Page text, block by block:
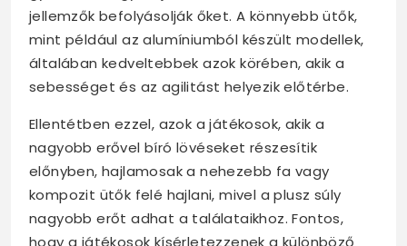
jellemzők befolyásolják őket. A könnyebb ütők,
mint például az alumíniumból készült modellek,
általában kedveltebbek azok körében, akik a
sebességet és az agilitást helyezik előtérbe.
Ellentétben ezzel, azok a játékosok, akik a
nagyobb erővel bíró lövéseket részesítik
előnyben, hajlamosak a nehezebb fa vagy
kompozit ütők felé hajlani, mivel a plusz súly
nagyobb erőt adhat a találataikhoz. Fontos,
hogy a játékosok kísérletezzenek a különböző